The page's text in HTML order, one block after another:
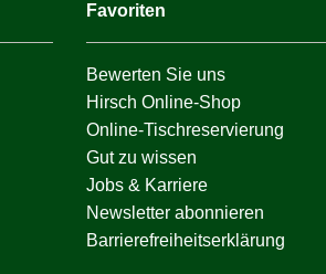
Favoriten
Bewerten Sie uns
Hirsch Online-Shop
Online-Tischreservierung
Gut zu wissen
Jobs & Karriere
Newsletter abonnieren
Barrierefreiheitserklärung